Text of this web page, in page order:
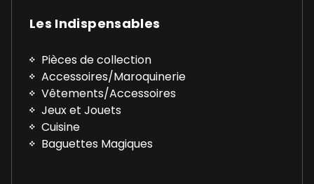
Les Indispensables
Pièces de collection
Accessoires/Maroquinerie
Vêtements/Accessoires
Jeux et Jouets
Cuisine
Baguettes Magiques